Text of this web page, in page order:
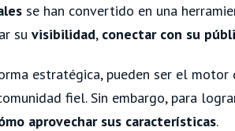
se han convertido en una
su visibilidad, conectar con su
estratégica, pueden ser el motor
fiel. Sin embargo, para
aprovechar sus características.